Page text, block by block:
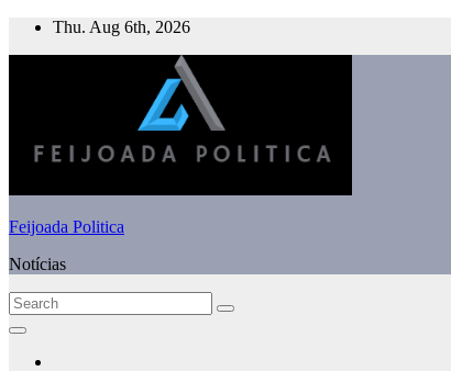
Skip
Thu. Aug 6th, 2026
Feijoada Politica
Notícias